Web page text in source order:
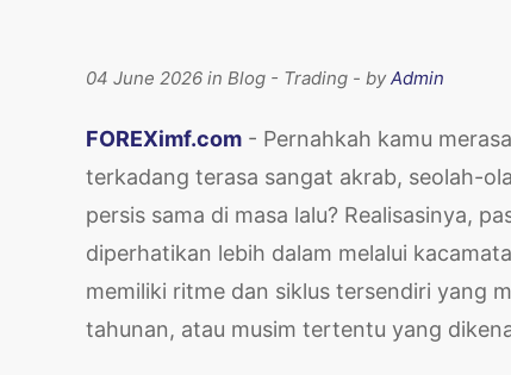
04 June 2026 in Blog - Trading - byAdmin
FOREXimf.com - Pernahkah kamu
terkadang terasa sangat akrab, seolah-
persis sama di masa lalu? Realisasinya,
diperhatikan lebih dalam melalui
memiliki ritme dan siklus tersendiri yang
tahunan, atau musim tertentu yang